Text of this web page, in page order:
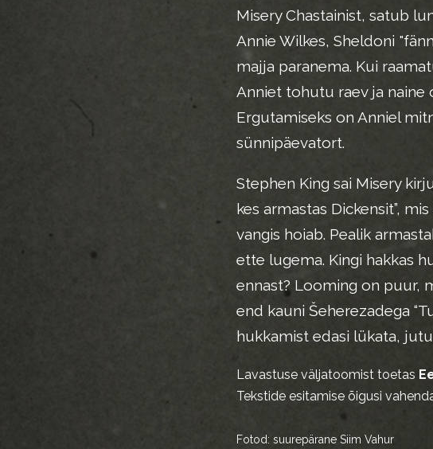
Misery Chastainist, satub
Annie Wilkes, Sheldoni
majja paranema. Kui
Anniet tohutu raev ja naine
Ergutamiseks on Anniel
sünnipäevatort.
Stephen King sai Misery
kes armastas Dickensit”,
vangis hoiab. Pealik
ette lugema. Kingi hakkas
ennast? Looming on puur,
end kauni Šeherezadega
hukkamist edasi lükata,
Lavastuse väljatoomist toetas
Tekstide esitamise õigusi
Fotod: suurepärane Siim Vahur